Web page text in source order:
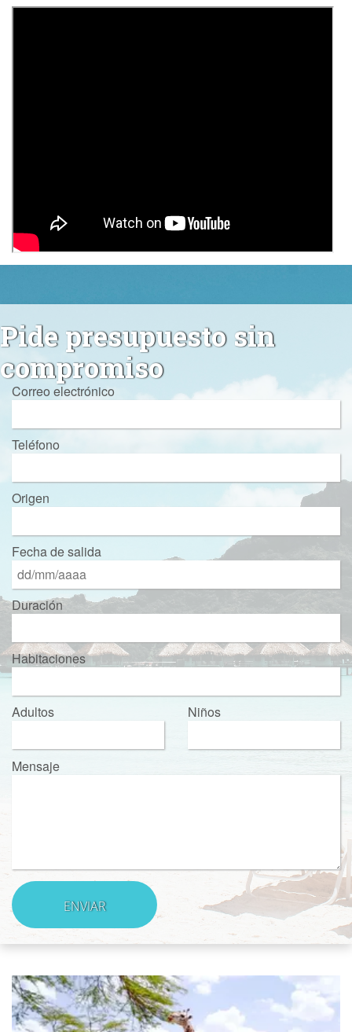
Pide presupuesto sin
compromiso
Correo electrónico
Teléfono
Origen
Fecha de salida
Duración
Habitaciones
Adultos Niños
Mensaje